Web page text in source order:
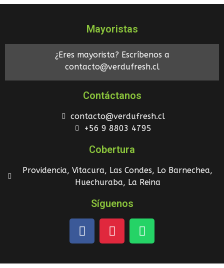
Mayoristas
¿Eres mayorista? Escríbenos a
contacto@verdufresh.cl
Contáctanos
contacto@verdufresh.cl
+56 9 8803 4795
Cobertura
Providencia, Vitacura, Las Condes, Lo Barnechea,
Huechuraba, La Reina
Síguenos